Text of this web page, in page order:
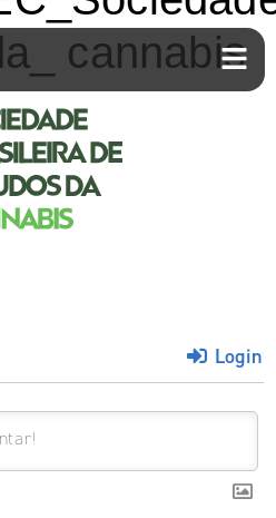
cannabis
Login